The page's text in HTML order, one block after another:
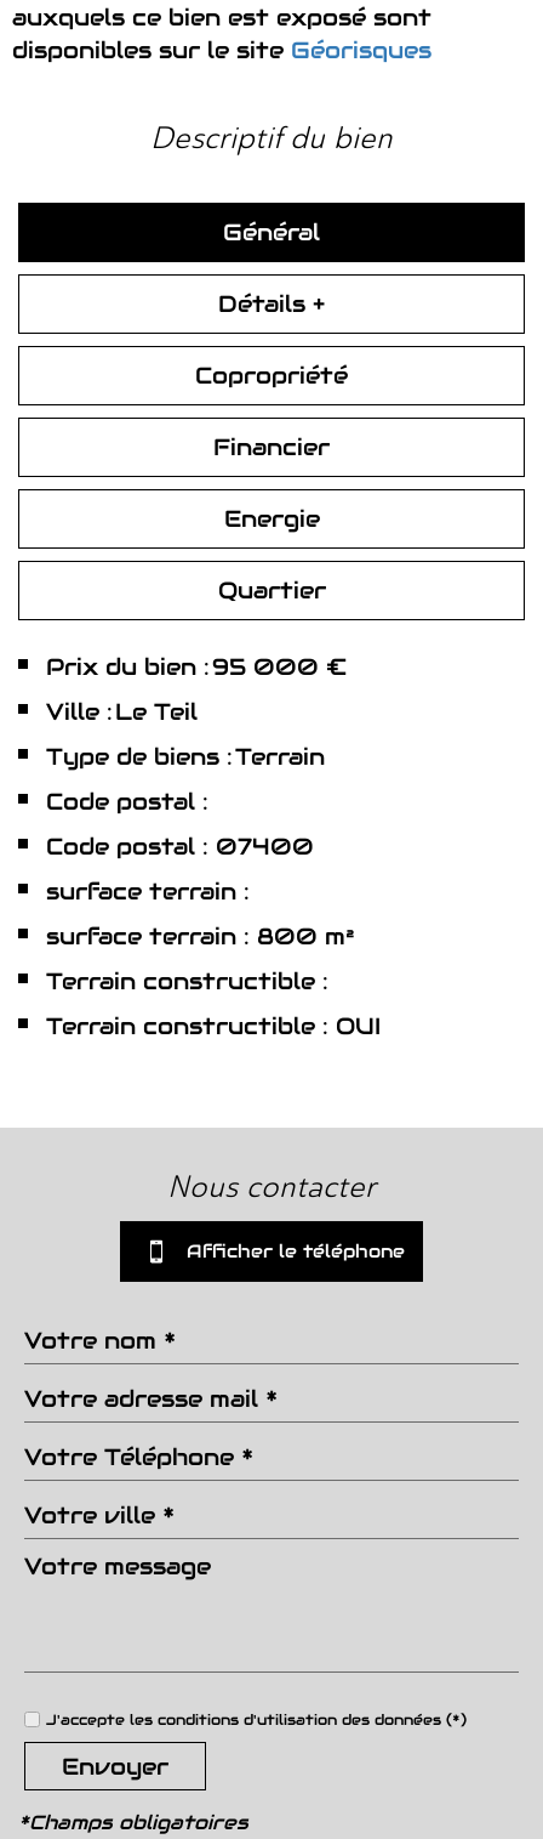
auxquels ce bien est exposé sont
disponibles sur le site Géorisques
descriptif du bien
Général
Détails +
Copropriété
Financier
Energie
Quartier
Prix du bien :95 000 €
Ville :Le Teil
Type de biens :Terrain
Code postal :
Code postal : 07400
surface terrain :
surface terrain : 800 m²
Terrain constructible :
Terrain constructible : OUI
OpenStreetMap
Statistiques
Nombre d'habitants
Taxe habitation
12,94 %
Taxe foncière
25,97 %
Habitants de moins de 25
nous contacter
Afficher le téléphone
04 75 01 66 42
J'accepte les conditions d'utilisation des données (*)
Envoyer
*Champs obligatoires